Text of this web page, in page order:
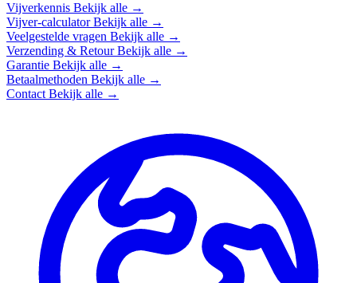
Vijverkennis Bekijk alle →
Vijver-calculatorBekijk alle →
Veelgestelde vragen Bekijk alle →
Verzending & RetourBekijk alle →
Garantie Bekijk alle →
Betaalmethoden Bekijk alle →
Contact Bekijk alle →